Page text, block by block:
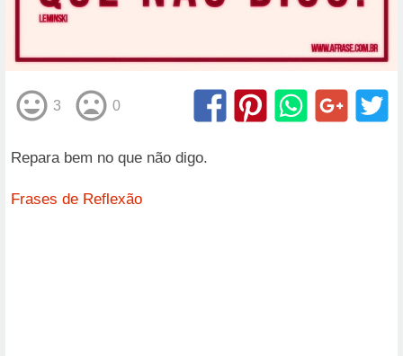
3 0
Repara bem no que não digo.
Frases de Reflexão